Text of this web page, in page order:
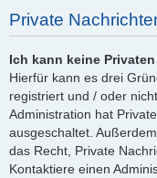
Private
Ich kann keine
Hierfür kann es drei
registriert und / oder
Administration hat
ausgeschaltet.
das Recht, Private
Kontaktiere einen